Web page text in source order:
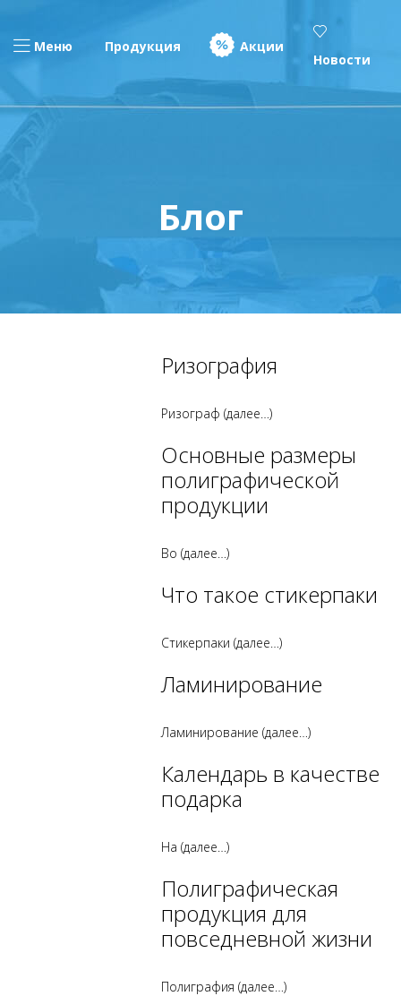
Меню Продукция
Акции
Новости
Блог
Ризография
Ризограф (далее…)
Основные размеры
полиграфической
продукции
Во (далее…)
Что такое стикерпаки
Стикерпаки (далее…)
Ламинирование
Ламинирование (далее…)
Календарь в качестве
подарка
На (далее…)
Полиграфическая
продукция для
повседневной жизни
Полиграфия (далее…)